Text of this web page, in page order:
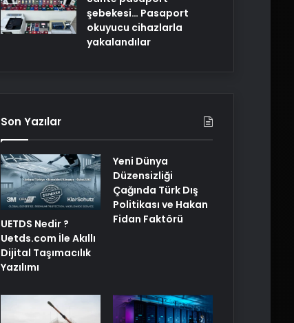
şebekesi… Pasaport
okuyucu cihazlarla
yakalandılar
Son Yazılar
UETDS Nedir ?
Uetds.com İle Akıllı
Dijital Taşımacılık
Yazılımı
Yeni Dünya
Düzensizliği
Çağında Türk Dış
Politikası ve Hakan
Fidan Faktörü